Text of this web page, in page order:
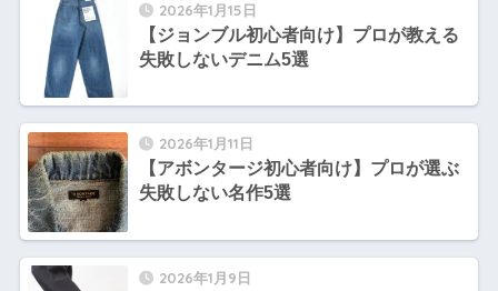
2026年1月15日
【ジョンブル初心者向け】プロが教える
失敗しないデニム5選
2026年1月11日
【アボンタージ初心者向け】プロが選ぶ
失敗しない名作5選
2026年1月9日